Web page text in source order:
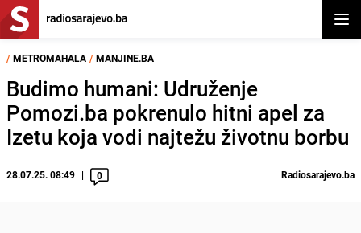
/ METROMAHALA / MANJINE.BA
Budimo humani: Udruženje
Pomozi.ba pokrenulo hitni apel za
Izetu koja vodi najtežu životnu borbu
28.07.25. 08:49 0 Radiosarajevo.ba